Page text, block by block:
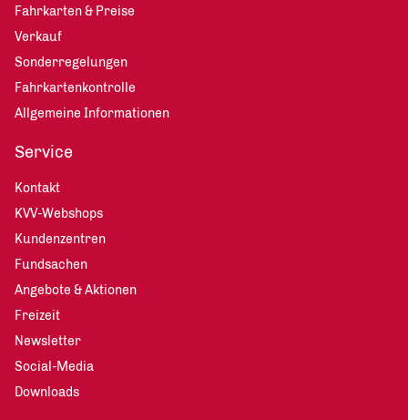
Fahrkarten & Preise
Verkauf
Sonderregelungen
Fahrkartenkontrolle
Allgemeine Informationen
Service
Kontakt
KVV-Webshops
Kundenzentren
Fundsachen
Angebote & Aktionen
Freizeit
Newsletter
Social-Media
Downloads